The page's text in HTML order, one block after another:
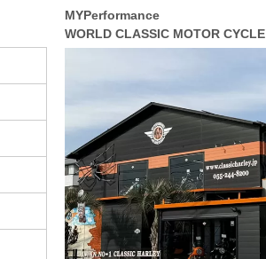
MYPerformance
WORLD CLASSIC MOTOR CYCLE